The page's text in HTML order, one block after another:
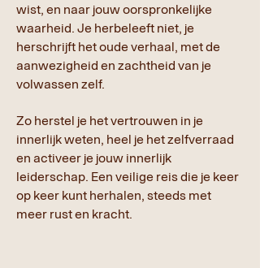
wist, en naar jouw oorspronkelijke
waarheid. Je herbeleeft niet, je
herschrijft het oude verhaal, met de
aanwezigheid en zachtheid van je
volwassen zelf.
Zo herstel je het vertrouwen in je
innerlijk weten, heel je het zelfverraad
en activeer je jouw innerlijk
leiderschap. Een veilige reis die je keer
op keer kunt herhalen, steeds met
meer rust en kracht.